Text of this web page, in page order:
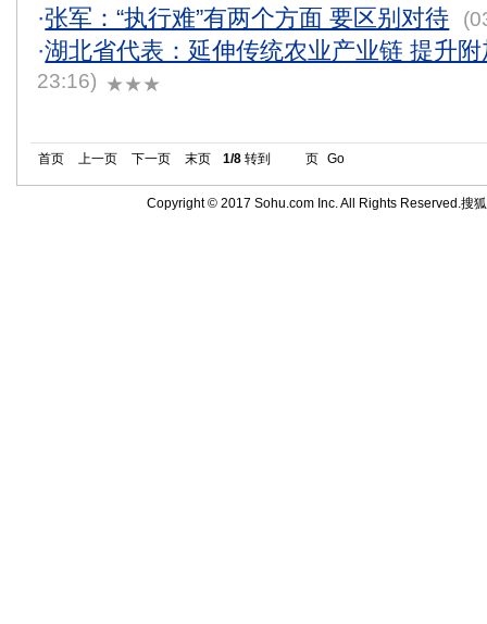
·张军：“执行难”有两个方面 要区别对待
·湖北省代表：延伸传统农业产业链 提升
23:16) ★★★
首页 上一页 下一页 末页 1/8 转到 页 Go
Copyright © 2017 Sohu.com Inc. All Rights Reserved.搜